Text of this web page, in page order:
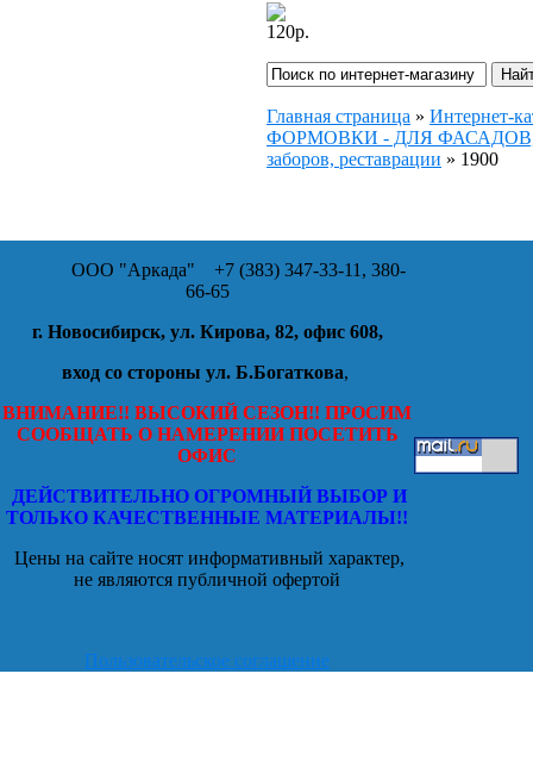
120р.
Главная страница » Интернет-
ФОРМОВКИ - ДЛЯ ФАСАДОВ,
заборов, реставрации » 1900
ООО "Аркада" +7 (383) 347-33-11, 380-
66-65
г. Новосибирск, ул. Кирова, 82, офис 608,
вход со стороны ул. Б.Богаткова,
ВНИМАНИЕ!! ВЫСОКИЙ СЕЗОН!! ПРОСИМ
СООБЩАТЬ О НАМЕРЕНИИ ПОСЕТИТЬ
ОФИС
ДЕЙСТВИТЕЛЬНО ОГРОМНЫЙ ВЫБОР И
ТОЛЬКО КАЧЕСТВЕННЫЕ МАТЕРИАЛЫ!!
Цены на сайте носят информативный характер,
не являются публичной офертой
Пользовательское соглашение